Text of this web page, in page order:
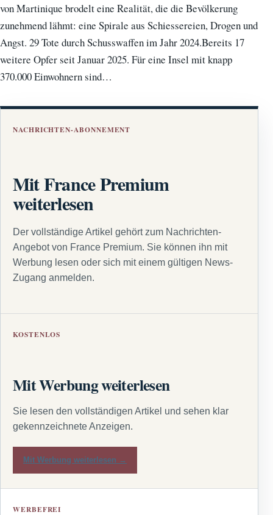
von Martinique brodelt eine Realität, die die Bevölkerung
zunehmend lähmt: eine Spirale aus Schiessereien, Drogen und
Angst. 29 Tote durch Schusswaffen im Jahr 2024.Bereits 17
weitere Opfer seit Januar 2025. Für eine Insel mit knapp
370.000 Einwohnern sind…
NACHRICHTEN-ABONNEMENT
Mit France Premium
weiterlesen
Der vollständige Artikel gehört zum Nachrichten-
Angebot von France Premium. Sie können ihn mit
Werbung lesen oder sich mit einem gültigen News-
Zugang anmelden.
KOSTENLOS
Mit Werbung weiterlesen
Sie lesen den vollständigen Artikel und sehen klar
gekennzeichnete Anzeigen.
Mit Werbung weiterlesen →
WERBEFREI